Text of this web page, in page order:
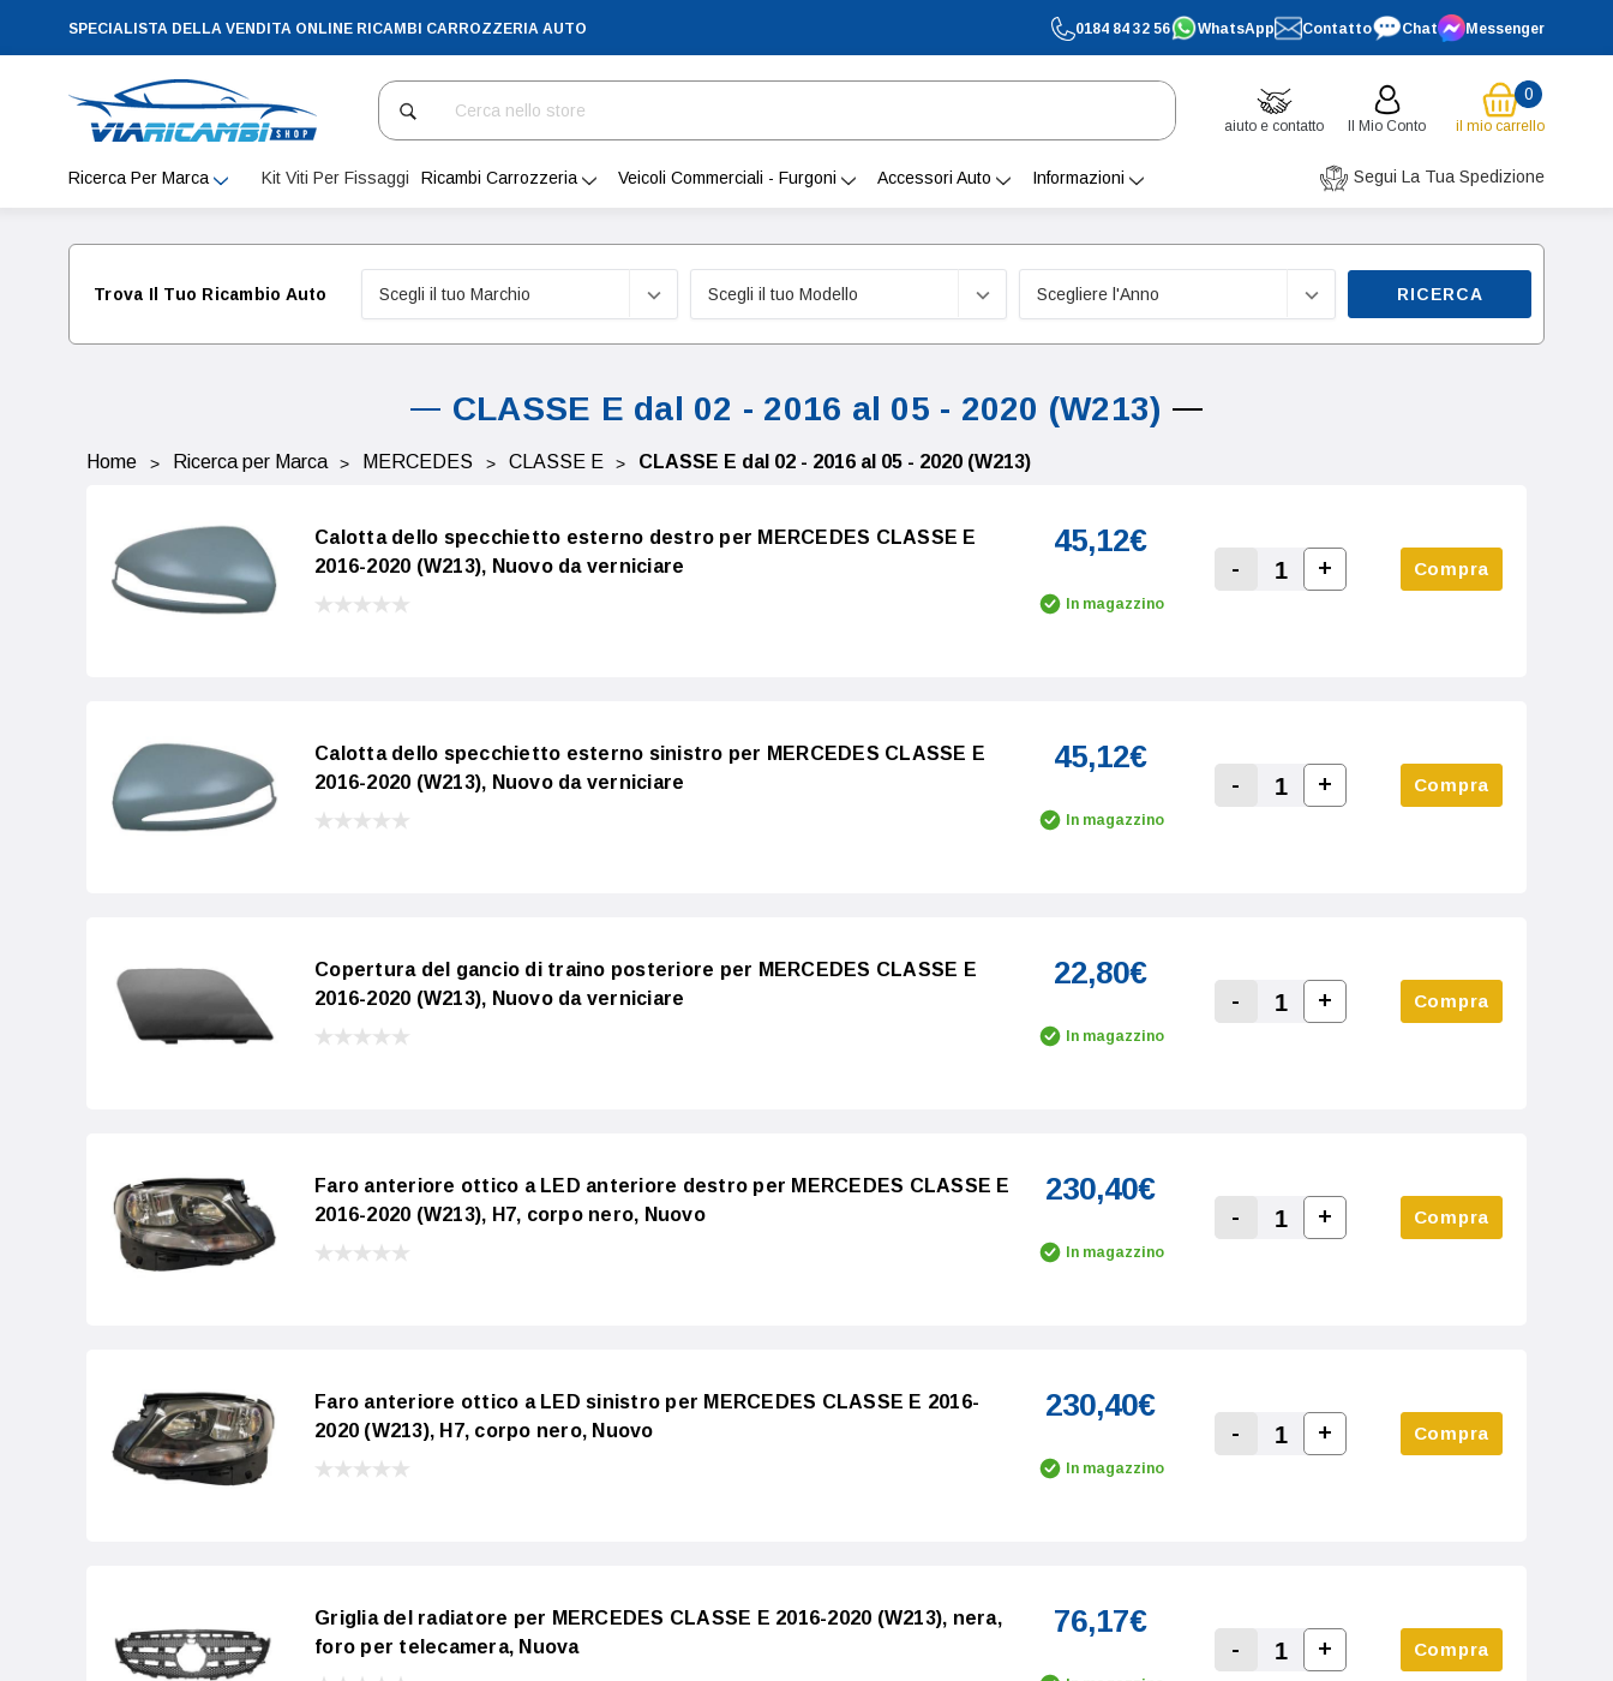
SPECIALISTA DELLA VENDITA ONLINE RICAMBI CARROZZERIA AUTO 0184 84 32 56 WhatsApp Contatto Chat Messenger
Cerca
aiuto e contatto Il Mio Conto
0
il mio carrello
Ricerca Per Marca Kit Viti Per Fissaggi Ricambi Carrozzeria Veicoli Commerciali - Furgoni Accessori Auto Informazioni Segui La Tua Spedizione
Trova Il Tuo Ricambio Auto RICERCA
CLASSE E dal 02 - 2016 al 05 - 2020 (W213)
Home Ricerca per Marca MERCEDES CLASSE E CLASSE E dal 02 - 2016 al 05 - 2020 (W213)
Calotta dello specchietto esterno destro per MERCEDES CLASSE E
2016-2020 (W213), Nuovo da verniciare
45,12€
In magazzino Decrease Quantity:
-
Increase Quantity:
+ Compra
Calotta dello specchietto esterno sinistro per MERCEDES CLASSE E
2016-2020 (W213), Nuovo da verniciare
45,12€
In magazzino Decrease Quantity:
-
Increase Quantity:
+ Compra
Copertura del gancio di traino posteriore per MERCEDES CLASSE E
2016-2020 (W213), Nuovo da verniciare
22,80€
In magazzino Decrease Quantity:
-
Increase Quantity:
+ Compra
Faro anteriore ottico a LED anteriore destro per MERCEDES CLASSE E
2016-2020 (W213), H7, corpo nero, Nuovo
230,40€
In magazzino Decrease Quantity:
-
Increase Quantity:
+ Compra
Faro anteriore ottico a LED sinistro per MERCEDES CLASSE E 2016-
2020 (W213), H7, corpo nero, Nuovo
230,40€
In magazzino Decrease Quantity:
-
Increase Quantity:
+ Compra
Griglia del radiatore per MERCEDES CLASSE E 2016-2020 (W213), nera,
foro per telecamera, Nuova
76,17€
-
Increase Quantity:
+ Compra